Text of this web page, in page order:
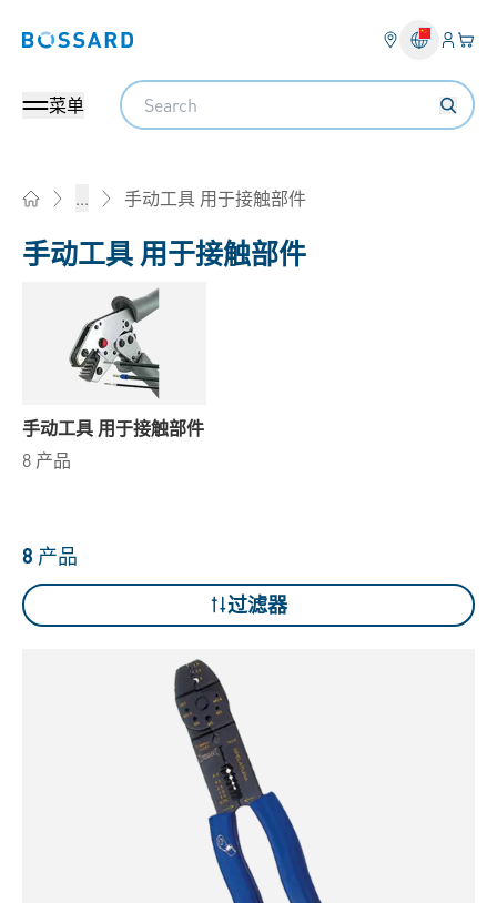
Bossard homepage 登入
您
菜单
Search
... 手动工具 用于接触部件
手动工具 用于接触部件
手动工具 用于接触部件
8 产品
8 产品
过滤器